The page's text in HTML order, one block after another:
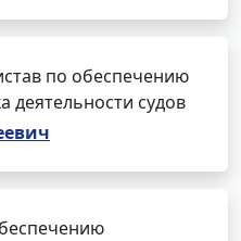
по обеспечению
деятельности судов